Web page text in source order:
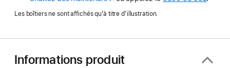
une
fenêtre)
Les boîtiers ne sont affichés qu’à titre d’illustration.
Informations produit